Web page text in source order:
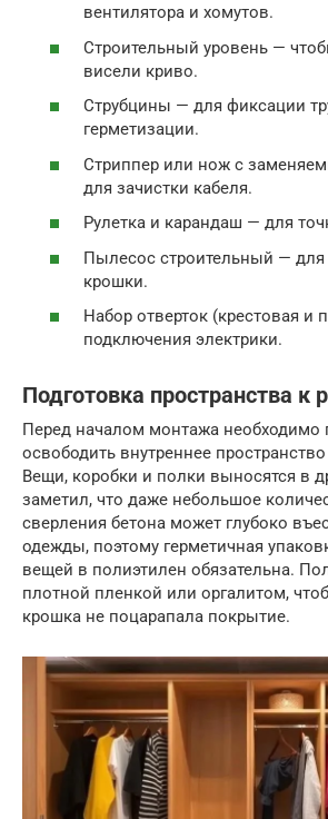
вентилятора и хомутов.
Строительный уровень —
висели криво.
Струбцины — для фиксации
герметизации.
Стриппер или нож с
для зачистки кабеля.
Рулетка и карандаш — для
Пылесос строительный — для
крошки.
Набор отверток (крестовая и
подключения электрики.
Подготовка пространства к
Перед началом монтажа необходимо
освободить внутреннее
Вещи, коробки и полки выносятся в
заметил, что даже небольшое
сверления бетона может глубоко
одежды, поэтому герметичная
вещей в полиэтилен обязательна.
плотной пленкой или оргалитом,
крошка не поцарапала покрытие.